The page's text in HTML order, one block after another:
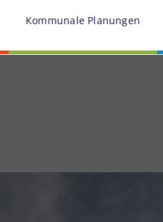
Kommunale Planungen